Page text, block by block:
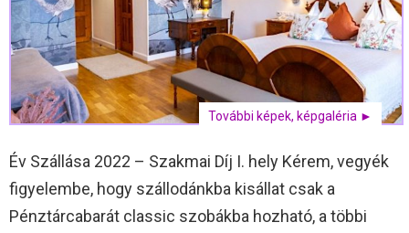
További képek, képgaléria ►
Év Szállása 2022 – Szakmai Díj I. hely Kérem, vegyék
figyelembe, hogy szállodánkba kisállat csak a
Pénztárcabarát classic szobákba hozható, a többi